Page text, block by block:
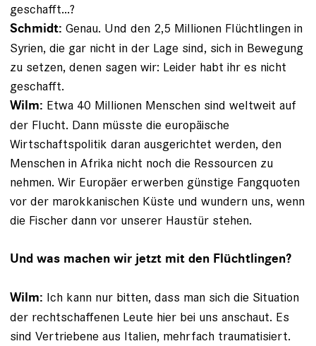
geschafft...?
Schmidt: Genau. Und den 2,5 Millionen Flüchtlingen in
Syrien, die gar nicht in der Lage sind, sich in Bewegung
zu setzen, denen sagen wir: Leider habt ihr es nicht
geschafft.
Wilm: Etwa 40 Millionen Menschen sind weltweit auf
der Flucht. Dann müsste die europäische
Wirtschaftspolitik daran ausgerichtet werden, den
Menschen in Afrika nicht noch die Ressourcen zu
nehmen. Wir Europäer erwerben günstige Fangquoten
vor der marokkanischen Küste und wundern uns, wenn
die Fischer dann vor unserer Haustür stehen.
Und was machen wir jetzt mit den Flüchtlingen?
Wilm: Ich kann nur bitten, dass man sich die Situation
der rechtschaffenen Leute hier bei uns anschaut. Es
sind Vertriebene aus Italien, mehrfach traumatisiert.